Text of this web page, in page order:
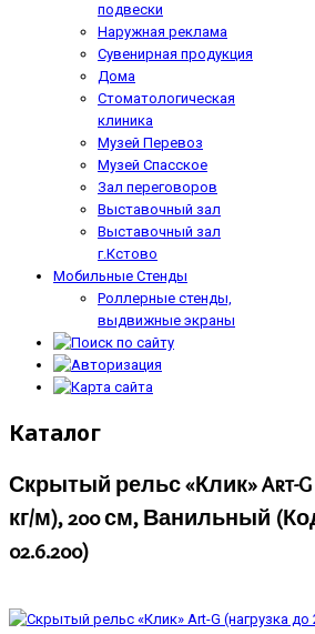
подвески
Наружная реклама
Сувенирная продукция
Дома
Стоматологическая
клиника
Музей Перевоз
Музей Спасское
Зал переговоров
Выставочный зал
Выставочный зал
г.Кстово
Мобильные Стенды
Роллерные стенды,
выдвижные экраны
Каталог
Скрытый рельс «Клик» Art-G
кг/м), 200 см, Ванильный
02.6.200)